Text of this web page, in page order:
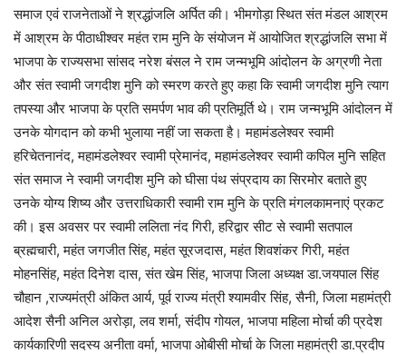
समाज एवं राजनेताओं ने श्रद्धांजलि अर्पित की। भीमगोड़ा स्थित संत मंडल आश्रम
में आश्रम के पीठाधीश्वर महंत राम मुनि के संयोजन में आयोजित श्रद्धांजलि सभा में
भाजपा के राज्यसभा सांसद नरेश बंसल ने राम जन्मभूमि आंदोलन के अग्रणी नेता
और संत स्वामी जगदीश मुनि को स्मरण करते हुए कहा कि स्वामी जगदीश मुनि त्याग
तपस्या और भाजपा के प्रति समर्पण भाव की प्रतिमूर्ति थे। राम जन्मभूमि आंदोलन में
उनके योगदान को कभी भुलाया नहीं जा सकता है। महामंडलेश्वर स्वामी
हरिचेतनानंद, महामंडलेश्वर स्वामी प्रेमानंद, महामंडलेश्वर स्वामी कपिल मुनि सहित
संत समाज ने स्वामी जगदीश मुनि को घीसा पंथ संप्रदाय का सिरमोर बताते हुए
उनके योग्य शिष्य और उत्तराधिकारी स्वामी राम मुनि के प्रति मंगलकामनाएं प्रकट
की। इस अवसर पर स्वामी ललिता नंद गिरी, हरिद्वार सीट से स्वामी सतपाल
ब्रह्मचारी, महंत जगजीत सिंह, महंत सूरजदास, महंत शिवशंकर गिरी, महंत
मोहनसिंह, महंत दिनेश दास, संत खेम सिंह, भाजपा जिला अध्यक्ष डा.जयपाल सिंह
चौहान ,राज्यमंत्री अंकित आर्य, पूर्व राज्य मंत्री श्यामवीर सिंह, सैनी, जिला महामंत्री
आदेश सैनी अनिल अरोड़ा, लव शर्मा, संदीप गोयल, भाजपा महिला मोर्चा की प्रदेश
कार्यकारिणी सदस्य अनीता वर्मा, भाजपा ओबीसी मोर्चा के जिला महामंत्री डा.प्रदीप